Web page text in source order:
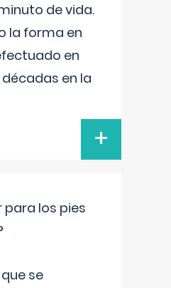
de vida.
la forma en
en
en la
+
para los pies
se